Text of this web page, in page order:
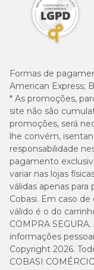
Formas de
American Express;
* As promoções,
site não são
promoções, será
lhe convém,
responsabilidade
pagamento
variar nas lojas
válidas apenas
Cobasi. Em caso
válido é o do
COMPRA
informações
Copyright 2026.
COBASI